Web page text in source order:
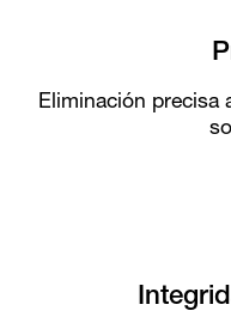
Eliminación precisa